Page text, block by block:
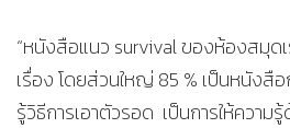
“หนังสือแนว survival ของห้องสมุด
เรื่อง โดยส่วนใหญ่ 85 % เป็นหนังสื
รู้วิธีการเอาตัวรอด เป็นการให้ความ